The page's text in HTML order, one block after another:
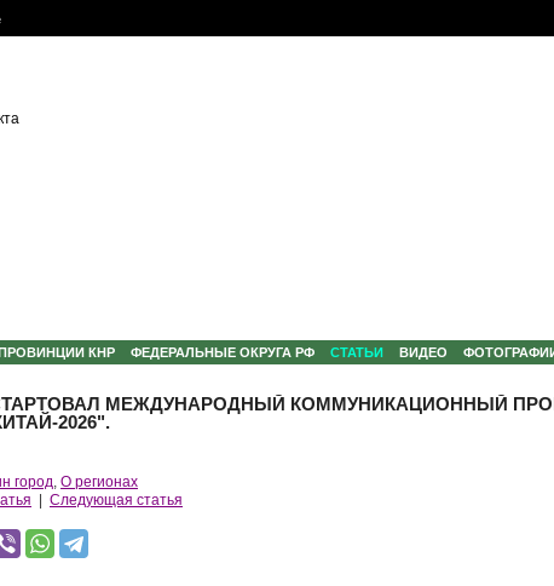
КНР ФЕДЕРАЛЬНЫЕ ОКРУГА РФ СТАТЬИ ВИДЕО
МЕЖДУНАРОДНЫЙ КОММУНИКАЦИОННЫЙ
2026".
город, О регионах
Следующая статья